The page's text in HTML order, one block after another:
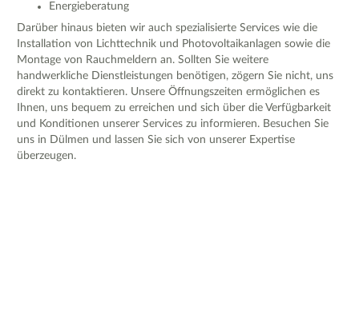
Energieberatung
Darüber hinaus bieten wir auch spezialisierte Services wie die
Installation von Lichttechnik und Photovoltaikanlagen sowie die
Montage von Rauchmeldern an. Sollten Sie weitere
handwerkliche Dienstleistungen benötigen, zögern Sie nicht, uns
direkt zu kontaktieren. Unsere Öffnungszeiten ermöglichen es
Ihnen, uns bequem zu erreichen und sich über die Verfügbarkeit
und Konditionen unserer Services zu informieren. Besuchen Sie
uns in Dülmen und lassen Sie sich von unserer Expertise
überzeugen.